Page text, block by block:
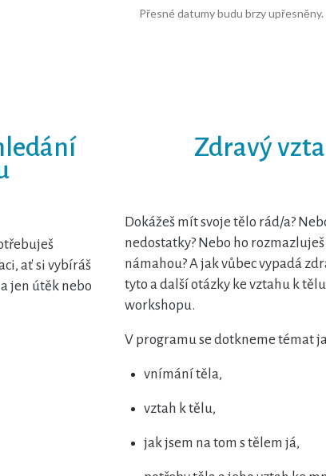
Přesné datumy budu brzy upřesněny.
ať si vybíráš
jen útěk nebo
Zdravý
Dokážeš mít svoje tělo rád/a?
nedostatky? Nebo ho
námahou? A jak vůbec vypadá
tyto a další otázky ke vztahu k
workshopu.
V programu se dotkneme témat
vnímání těla,
vztah k tělu,
jak jsem na tom s tělem já,